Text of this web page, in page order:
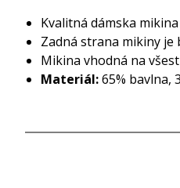
Kvalitná dámska
Zadná strana mikiny je
Mikina vhodná na
Materiál:65% bavlna,